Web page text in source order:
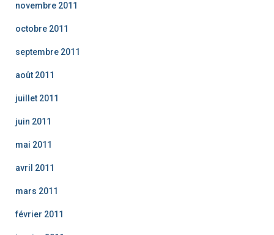
novembre 2011
octobre 2011
septembre 2011
août 2011
juillet 2011
juin 2011
mai 2011
avril 2011
mars 2011
février 2011